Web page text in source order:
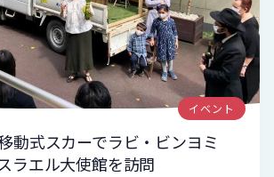
イベント
動式スカーでラビ・ビンヨミ
ラエル大使館を訪問